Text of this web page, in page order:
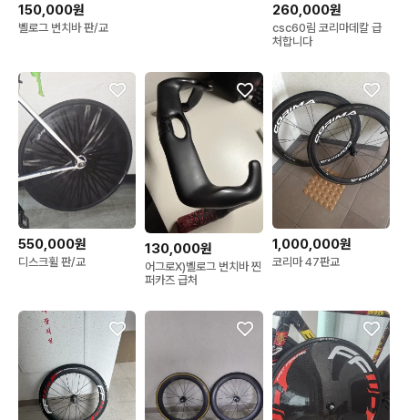
150,000원
벨로그 번치바 판/교
260,000원
csc60림 코리마데칼 급
처합니다
550,000원
디스크휠 판/교
130,000원
어그로X)벨로그 번치바 찐
퍼카즈 급처
1,000,000원
코리마 47판교